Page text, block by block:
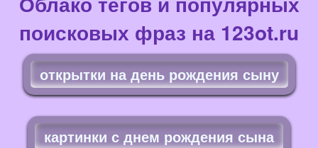
поисковых фраз на 123ot.ru
открытки на день рождения сыну
картинки с днем рождения сына